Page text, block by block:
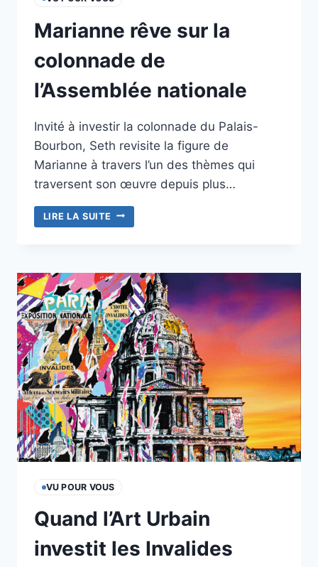
Marianne rêve sur la
colonnade de
l’Assemblée nationale
Invité à investir la colonnade du Palais-
Bourbon, Seth revisite la figure de
Marianne à travers l’un des thèmes qui
traversent son œuvre depuis plus…
LIRE LA SUITE MARIANNE
RÊVE
COLONNADE
DE
L’ASSEMBLÉE
NATIONALE
VU POUR VOUS
Quand l’Art Urbain
investit les Invalides